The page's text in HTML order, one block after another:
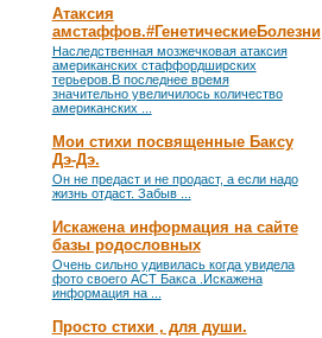
Атаксия
амстаффов.#ГенетическиеБолезни
Наследственная мозжечковая атаксия
американских стаффордширских
терьеров.В последнее время
значительно увеличилось количество
американских ...
Мои стихи посвященные Баксу
Дэ-Дэ.
Он не предаст и не продаст, а если надо
жизнь отдаст. Забыв ...
Искажена информация на сайте
базы родословных
Очень сильно удивилась когда увидела
фото своего АСТ Бакса .Искажена
информация на ...
Просто стихи , для души.